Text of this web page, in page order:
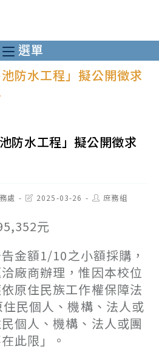
選單
池防水工程」擬公開徵求
防水工程」擬公開徵求
處
Post2025-03-26
Post庶務組
元
金額1/10之小額採購，
廠商辦理，惟因本校位
原住民族工作權保障法
民個人、機構、法人或
個人、機構、法人或團
此限」。